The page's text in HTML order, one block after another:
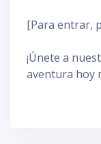
[Para entrar,
¡Únete a
aventura hoy